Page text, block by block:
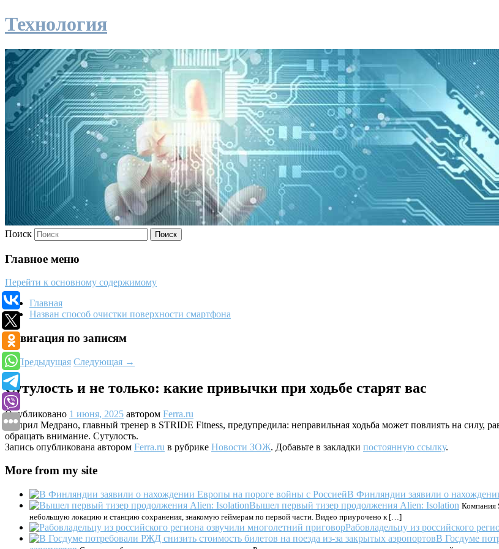
Технология
Поиск
Главное меню
Перейти к основному содержимому
Главная
Назван способ очистки поверхности смартфона
Навигация по записям
←Предыдущая Следующая →
Сутулость и не только: какие привычки при ходьбе старят вас
Опубликовано 1 июня, 2025 автором Ferra.ru
Эйприл Медрано, главный тренер в STRIDE Fitness, предупредила: неправильная ходьба может повлиять на силу,
обращать внимание. Сутулость.
Запись опубликована автором Ferra.ru в рубрике Новости ЗОЖ. Добавьте в закладки постоянную ссылку.
More from my site
В Финляндии заявили о
Вышел первый тизер продолжения Alien: Isolation Компания
небольшую локацию и станцию сохранения, знакомую геймерам по первой части. Видео приурочено к […]
Рабовладельцу из российского
В Госдуме